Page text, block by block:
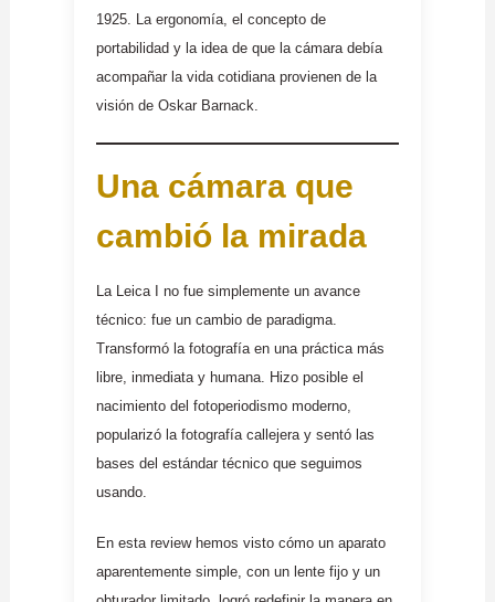
1925. La ergonomía, el concepto de
portabilidad y la idea de que la cámara debía
acompañar la vida cotidiana provienen de la
visión de Oskar Barnack.
Una cámara que
cambió la mirada
La Leica I no fue simplemente un avance
técnico: fue un cambio de paradigma.
Transformó la fotografía en una práctica más
libre, inmediata y humana. Hizo posible el
nacimiento del fotoperiodismo moderno,
popularizó la fotografía callejera y sentó las
bases del estándar técnico que seguimos
usando.
En esta review hemos visto cómo un aparato
aparentemente simple, con un lente fijo y un